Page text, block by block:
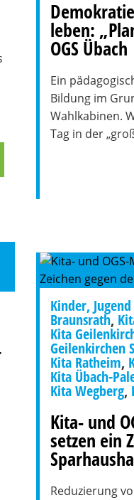
leben:
OGS Übach
Ein
Bildung im
Wahlkabinen.
Tag in der
Kinder,
Braunsrath,
Kita
Geilenkirchen
Kita Ratheim,
Kita Übach-
Kita Wegberg,
Kita- und
setzen ein
Reduzierung